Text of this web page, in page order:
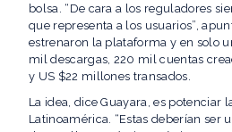
bolsa. “De cara a los reguladores
que representa a los usuarios”,
estrenaron la plataforma y en solo
mil descargas, 220 mil cuentas
y US $22 millones transados.
La idea, dice Guayara, es potenciar
Latinoamérica. “Estas deberían ser